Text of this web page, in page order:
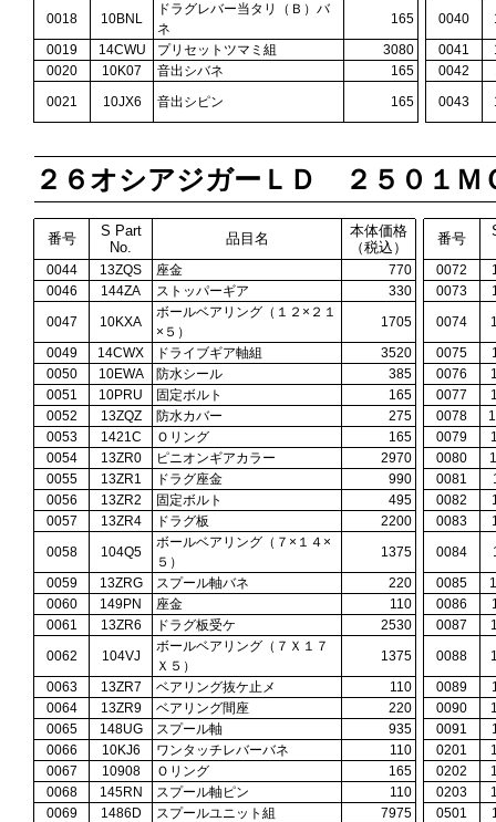
0018
10BNL
ドラグレバー当タリ（Ｂ）バ
ネ
165 0040
0019
14CWU プリセットツマミ組 3080 0041
0020
10K07 音出シバネ 165 0042
0021
10JX6 音出シピン 165 0043
２６オシアジガーＬＤ ２５０１Ｍ
番号
S Part
No.
品目名
本体価格
（税込）
番号
0044 13ZQS 座金 770 0072
0046
144ZA ストッパーギア 330 0073
0047
10KXA
ボールベアリング（１２×２１
×５）
1705 0074
0049
14CWX ドライブギア軸組 3520 0075
0050
10EWA 防水シール 385 0076
0051
10PRU 固定ボルト 165 0077
0052
13ZQZ 防水カバー 275 0078
0053
1421C Ｏリング 165 0079
0054
13ZR0 ピニオンギアカラー 2970 0080
0055
13ZR1 ドラグ座金 990 0081
0056
13ZR2 固定ボルト 495 0082
0057
13ZR4 ドラグ板 2200 0083
0058
104Q5
ボールベアリング（７×１４×
５）
1375 0084
0059
13ZRG スプール軸バネ 220 0085
0060
149PN 座金 110 0086
0061
13ZR6 ドラグ板受ケ 2530 0087
0062
104VJ
ボールベアリング（７Ｘ１７
Ｘ５）
1375 0088
0063
13ZR7 ベアリング抜ケ止メ 110 0089
0064
13ZR9 ベアリング間座 220 0090
0065
148UG スプール軸 935 0091
0066
10KJ6 ワンタッチレバーバネ 110 0201
0067
10908 Ｏリング 165 0202
0068
145RN スプール軸ピン 110 0203
0069
1486D スプールユニット組 7975 0501